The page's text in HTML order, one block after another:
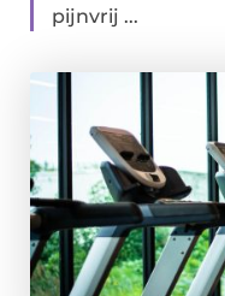
pijnvrij ...